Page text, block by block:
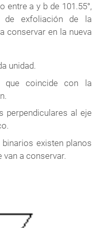
entre a y b de 101.55°,
de exfoliación de la
conservar en la nueva
unidad.
que coincide con la
perpendiculares al eje
existen planos
van a conservar.